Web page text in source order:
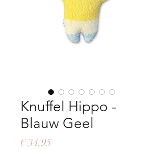
Knuffel Hippo -
Blauw Geel
€ 34,95